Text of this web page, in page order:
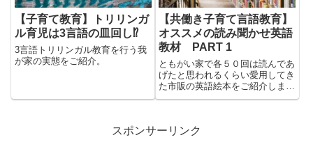
【子育て教育】トリリンガ
ル育児は3言語の皿回し⁉️
3言語トリリンガル教育を行う我
が家の実態をご紹介。
【共働き子育て言語教育】
オススメの読み聞かせ英語
教材 PART 1
ともがい家で各５０回は読んであ
げたと思われるくらい愛用してき
た市販の英語絵本をご紹介しま
す。
スポンサーリンク